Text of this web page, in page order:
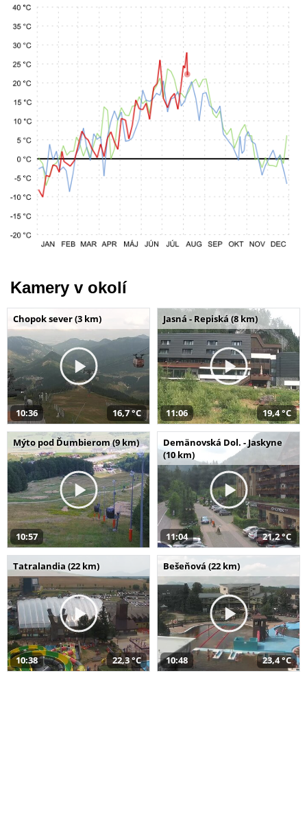
Kamery v okolí
Chopok sever (3 km)
10:36 16,7 °C
Jasná - Repiská (8 km)
11:06 19,4 °C
Mýto pod Ďumbierom (9 km)
10:57
Demänovská Dol. - Jaskyne
(10 km)
11:04 21,2 °C
Tatralandia (22 km)
10:38 22,3 °C
Bešeňová (22 km)
10:48 23,4 °C